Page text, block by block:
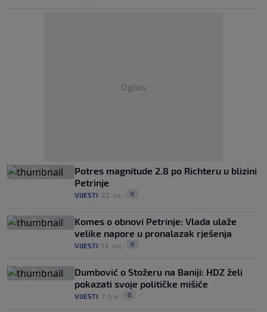
Oglas
Potres magnitude 2.8 po Richteru u blizini
Petrinje
VIJESTI 22. lis. 0
Komes o obnovi Petrinje: Vlada ulaže
velike napore u pronalazak rješenja
VIJESTI 13. ruj. 0
Dumbović o Stožeru na Baniji: HDZ želi
pokazati svoje političke mišiće
VIJESTI 7. tra. 0